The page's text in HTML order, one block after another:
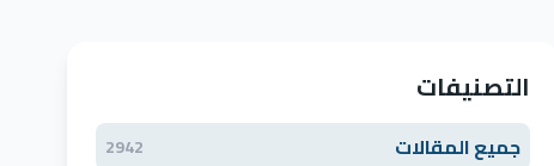
التصنيفات
جميع المقالات 2942